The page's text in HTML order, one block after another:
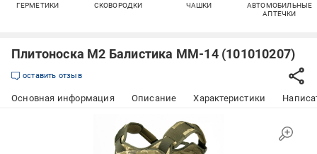
ГЕРМЕТИКИ СКОВОРОДКИ ЧАШКИ
АВТОМОБИЛЬНЫЕ
АПТЕЧКИ
Плитоноска М2 Балистика ММ-14 (101010207)
оставить отзыв
Основная информация Описание Характеристики